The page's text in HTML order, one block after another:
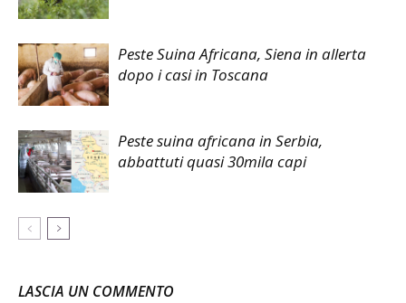
Peste Suina Africana, Siena in allerta
dopo i casi in Toscana
Peste suina africana in Serbia,
abbattuti quasi 30mila capi
LASCIA UN COMMENTO